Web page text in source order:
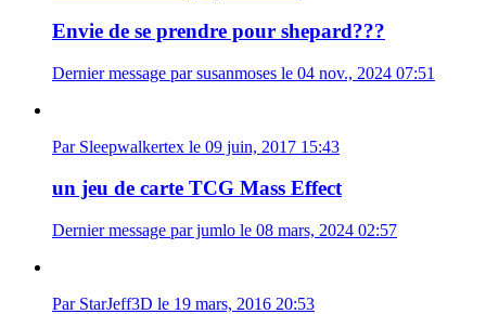
Envie de se prendre pour shepard???
Dernier message par susanmoses le 04 nov., 2024 07:51
Par Sleepwalkertex le 09 juin, 2017 15:43
un jeu de carte TCG Mass Effect
Dernier message par jumlo le 08 mars, 2024 02:57
Par StarJeff3D le 19 mars, 2016 20:53